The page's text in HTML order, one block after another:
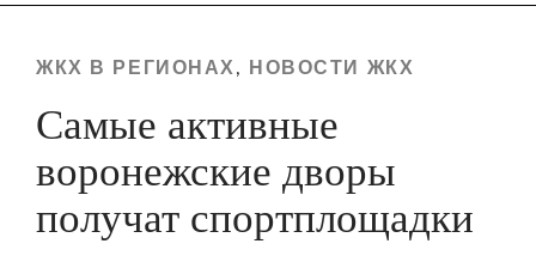
ЖКХ В РЕГИОНАХ , НОВОСТИ ЖКХ
Самые активные
воронежские дворы
получат спортплощадки